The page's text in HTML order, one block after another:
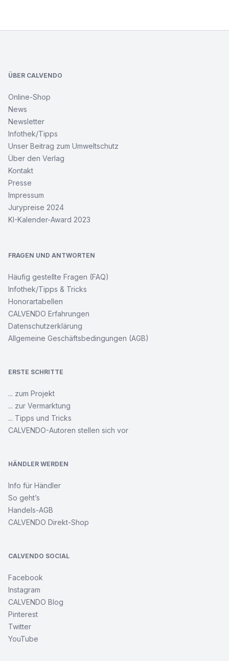
ÜBER CALVENDO
Online-Shop
News
Newsletter
Infothek/Tipps
Unser Beitrag zum Umweltschutz
Über den Verlag
Kontakt
Presse
Impressum
Jurypreise 2024
KI-Kalender-Award 2023
FRAGEN UND ANTWORTEN
Häufig gestellte Fragen (FAQ)
Infothek/Tipps & Tricks
Honorartabellen
CALVENDO Erfahrungen
Datenschutzerklärung
Allgemeine Geschäftsbedingungen (AGB)
ERSTE SCHRITTE
... zum Projekt
... zur Vermarktung
... Tipps und Tricks
CALVENDO-Autoren stellen sich vor
HÄNDLER WERDEN
Info für Händler
So geht’s
Handels-AGB
CALVENDO Direkt-Shop
CALVENDO SOCIAL
Facebook
Instagram
CALVENDO Blog
Pinterest
Twitter
YouTube